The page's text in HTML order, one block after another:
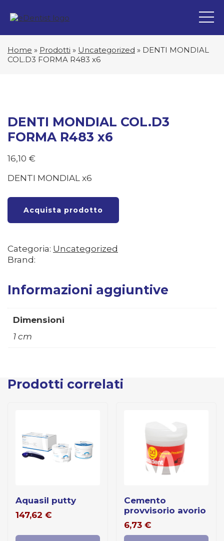
Home » Prodotti » Uncategorized » DENTI MONDIAL
COL.D3 FORMA R483 x6
DENTI MONDIAL COL.D3
FORMA R483 x6
16,10 €
DENTI MONDIAL x6
Acquista prodotto
Categoria: Uncategorized
Brand:
Informazioni aggiuntive
Dimensioni
1 cm
Prodotti correlati
aquasil putty
147,62 €
cemento
provvisorio avorio
6,73 €